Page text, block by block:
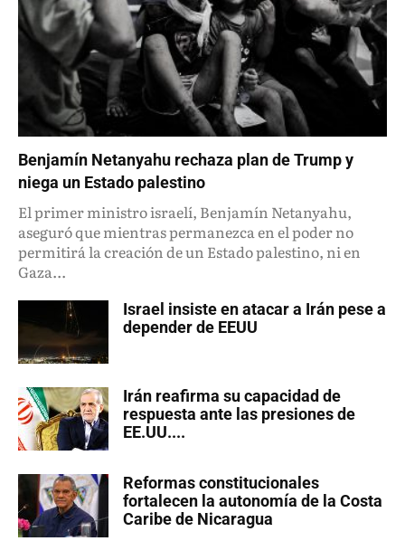
Benjamín Netanyahu rechaza plan de Trump y
niega un Estado palestino
El primer ministro israelí, Benjamín Netanyahu,
aseguró que mientras permanezca en el poder no
permitirá la creación de un Estado palestino, ni en
Gaza...
Israel insiste en atacar a Irán pese a
depender de EEUU
Irán reafirma su capacidad de
respuesta ante las presiones de
EE.UU....
Reformas constitucionales
fortalecen la autonomía de la Costa
Caribe de Nicaragua